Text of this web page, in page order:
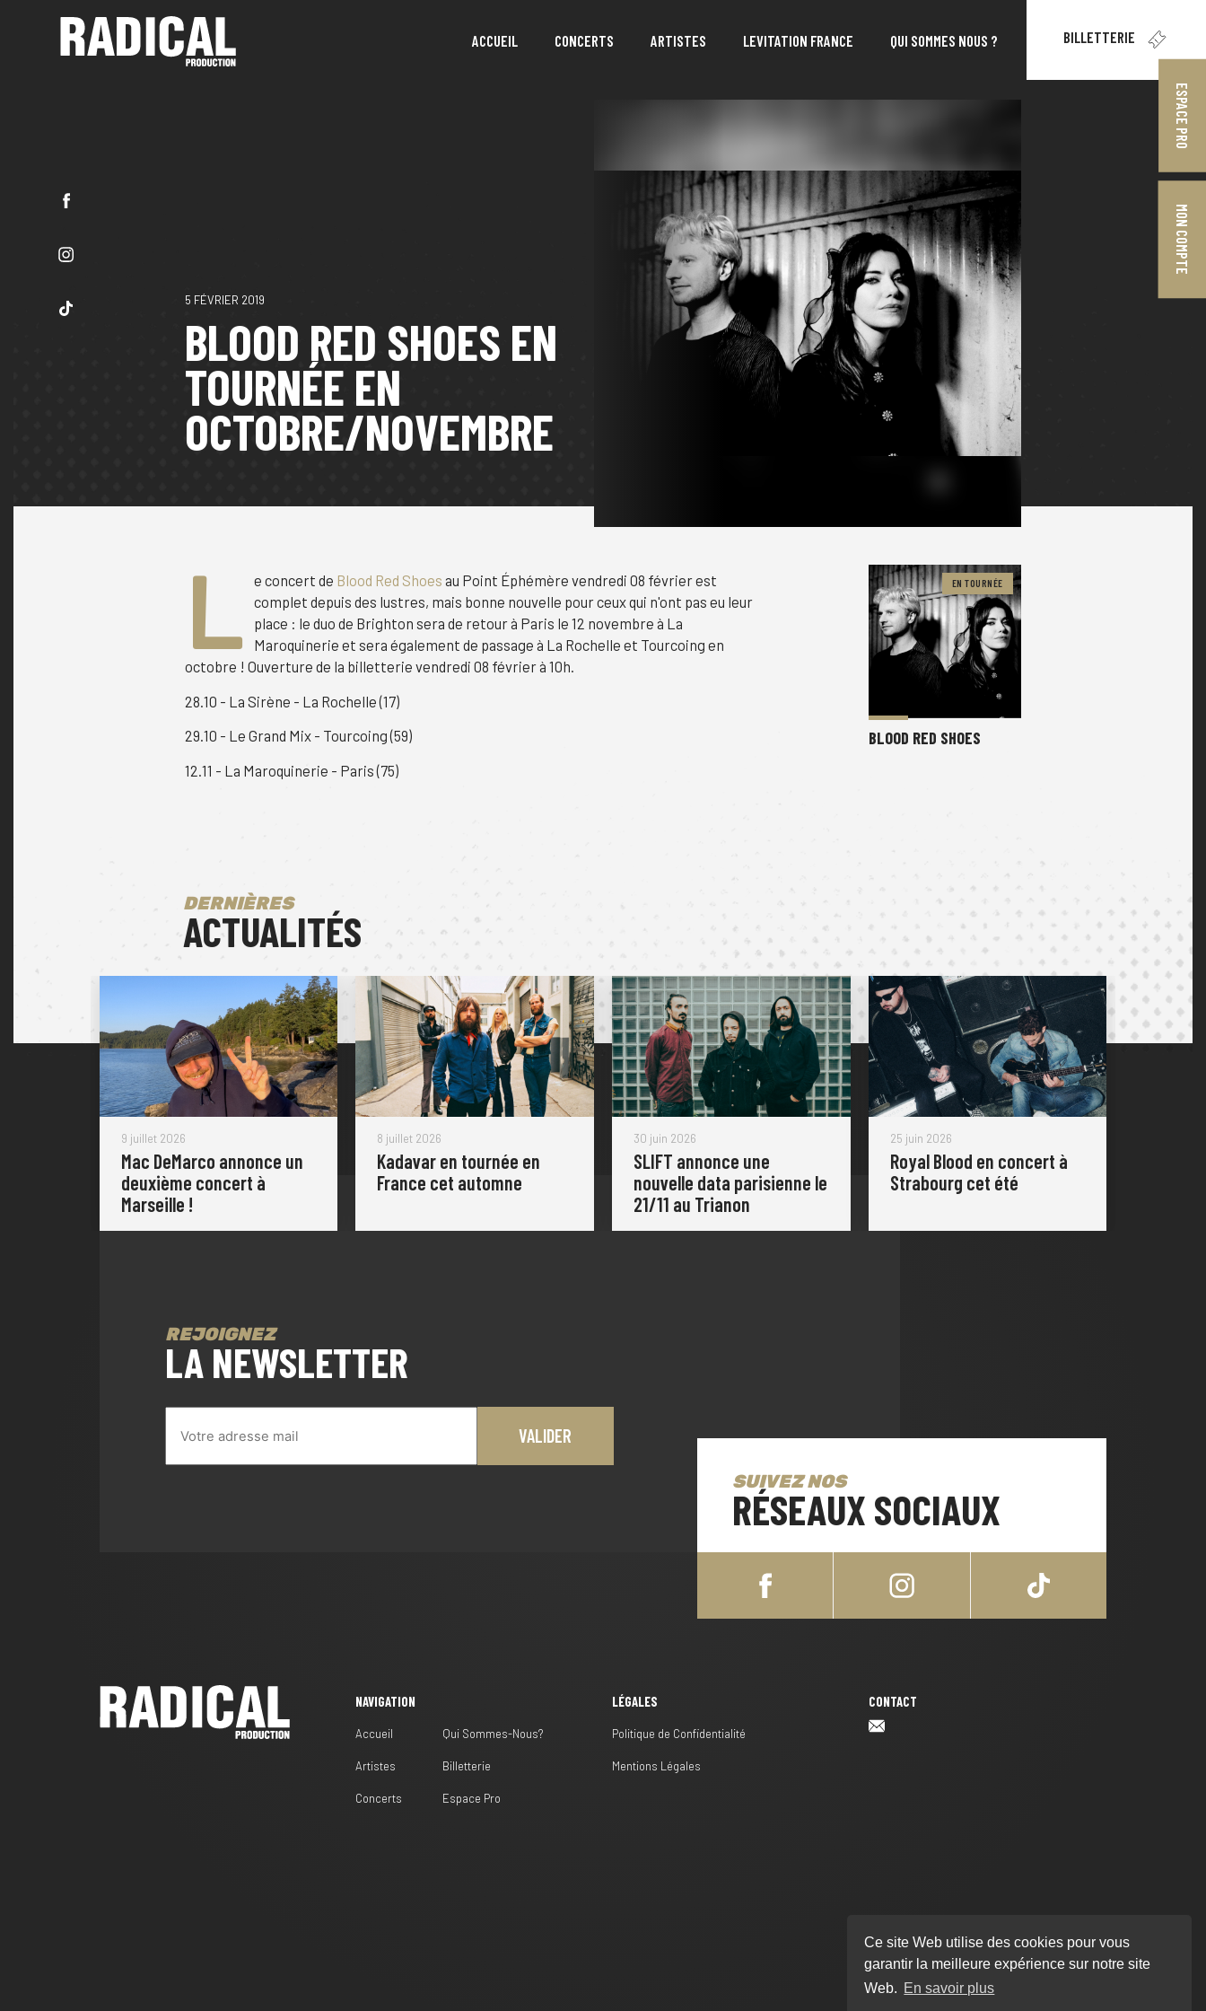
Ce site Web utilise des cookies pour vous
garantir la meilleure expérience sur notre site
Web. En savoir plus
ACCUEIL CONCERTS ARTISTES LEVITATION FRANCE QUI SOMMES NOUS ? BILLETTERIE
ESPACE PRO
MON COMPTE
5 FÉVRIER 2019
BLOOD RED SHOES EN
TOURNÉE EN
OCTOBRE/NOVEMBRE
L e concert de Blood Red Shoes au Point Éphémère vendredi 08 février est
complet depuis des lustres, mais bonne nouvelle pour ceux qui n'ont pas eu leur
place : le duo de Brighton sera de retour à Paris le 12 novembre à La
Maroquinerie et sera également de passage à La Rochelle et Tourcoing en
octobre ! Ouverture de la billetterie vendredi 08 février à 10h.
28.10 - La Sirène - La Rochelle (17)
29.10 - Le Grand Mix - Tourcoing (59)
12.11 - La Maroquinerie - Paris (75)
EN TOURNÉE
BLOOD RED SHOES
DERNIÈRES
ACTUALITÉS
9 juillet 2026
Mac DeMarco annonce un
deuxième concert à
Marseille !
8 juillet 2026
Kadavar en tournée en
France cet automne
30 juin 2026
SLIFT annonce une
nouvelle data parisienne le
21/11 au Trianon
25 juin 2026
Royal Blood en concert à
Strabourg cet été
REJOIGNEZ
LA NEWSLETTER
SUIVEZ NOS
RÉSEAUX SOCIAUX
NAVIGATION
Accueil
Artistes
Concerts
Qui Sommes-Nous?
Billetterie
Espace Pro
LÉGALES
Politique de Confidentialité
Mentions Légales
CONTACT